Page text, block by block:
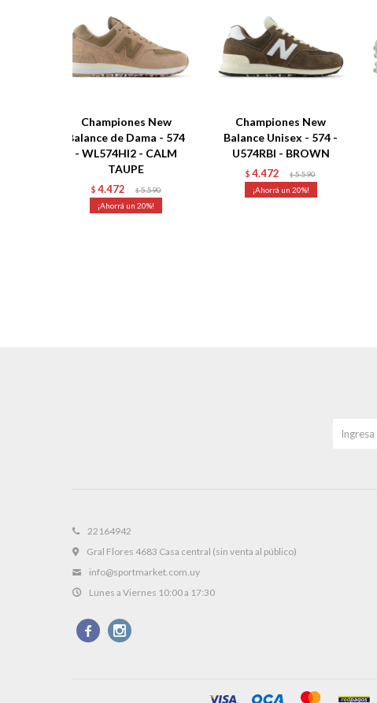
Championes New
Balance de Dama - 574
- WL574HI2 - CALM
TAUPE
$ 4.472 $ 5.590
20
Championes New
Balance Unisex - 574 -
U574RBI - BROWN
$ 4.472 $ 5.590
20
22164942
Gral Flores 4683 Casa central (sin venta al público)
info@sportmarket.com.uy
Lunes a Viernes 10:00 a 17:30
 